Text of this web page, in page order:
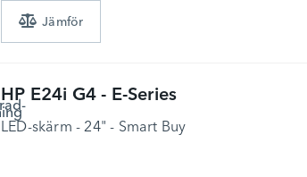
HP E24i G4 - E-Series
LED-skärm - 24" - Smart Buy